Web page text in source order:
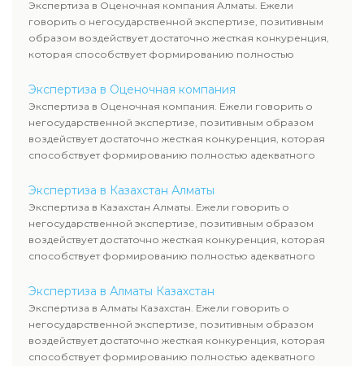
Экспертиза в Оценочная компания Алматы. Ежели
говорить о негосударственной экспертизе, позитивным
образом воздействует достаточно жесткая конкуренция,
которая способствует формированию полностью
Экспертиза в Оценочная компания
Экспертиза в Оценочная компания. Ежели говорить о
негосударственной экспертизе, позитивным образом
воздействует достаточно жесткая конкуренция, которая
способствует формированию полностью адекватного
Экспертиза в Казахстан Алматы
Экспертиза в Казахстан Алматы. Ежели говорить о
негосударственной экспертизе, позитивным образом
воздействует достаточно жесткая конкуренция, которая
способствует формированию полностью адекватного
Экспертиза в Алматы Казахстан
Экспертиза в Алматы Казахстан. Ежели говорить о
негосударственной экспертизе, позитивным образом
воздействует достаточно жесткая конкуренция, которая
способствует формированию полностью адекватного